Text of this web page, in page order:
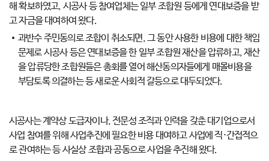
해 확보하였고, 시공사 등 참여업체는 일부 조합원 등에게 연대보증을 받
고 자금을 대여하여 왔다.
과반수 주민동의로 조합이 취소되면, 그 동안 사용한 비용에 대한 책임
문제로 시공사 등은 연대보증을 한 일부 조합원 재산을 압류하고, 재산
을 압류당한 조합원들은 총회를 열어 해산동의자들에게 매몰비용을
부담토록 의결하는 등 새로운 사회적 갈등으로 대두되었다.
시공사는 계약상 도급자이나, 전문성 조직과 인력을 갖춘 대기업으로서
사업 참여를 위해 사업추진에 필요한 비용 대여하고 사업에 직·간접적으
로 관여하는 등 사실상 조합과 공동으로 사업을 추진해 왔다.